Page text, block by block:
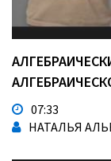
07:33
НАТАЛЬЯ